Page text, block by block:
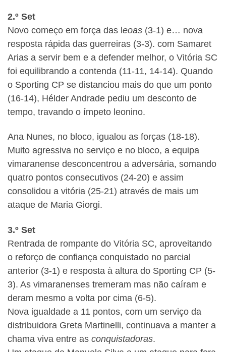
2.º Set
Novo começo em força das leoas (3-1) e… nova
resposta rápida das guerreiras (3-3). com Samaret
Arias a servir bem e a defender melhor, o Vitória SC
foi equilibrando a contenda (11-11, 14-14). Quando
o Sporting CP se distanciou mais do que um ponto
(16-14), Hélder Andrade pediu um desconto de
tempo, travando o ímpeto leonino.
Ana Nunes, no bloco, igualou as forças (18-18).
Muito agressiva no serviço e no bloco, a equipa
vimaranense desconcentrou a adversária, somando
quatro pontos consecutivos (24-20) e assim
consolidou a vitória (25-21) através de mais um
ataque de Maria Giorgi.
3.º Set
Rentrada de rompante do Vitória SC, aproveitando
o reforço de confiança conquistado no parcial
anterior (3-1) e resposta à altura do Sporting CP (5-
3). As vimaranenses tremeram mas não caíram e
deram mesmo a volta por cima (6-5).
Nova igualdade a 11 pontos, com um serviço da
distribuidora Greta Martinelli, continuava a manter a
chama viva entre as conquistadoras.